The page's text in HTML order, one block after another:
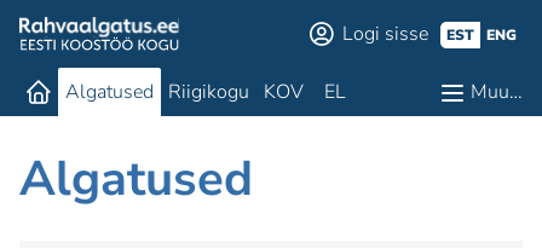
Logi sisse EST ENG
Algatused Riigikogu KOV EL Muu…
Algatused